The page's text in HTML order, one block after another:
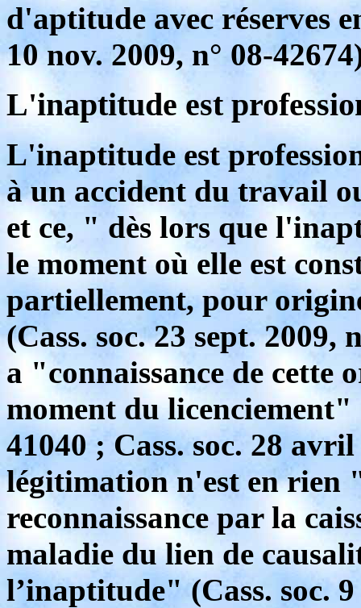
d'aptitude avec réserves
10 nov. 2009, n° 08-
L'inaptitude est
L'inaptitude est
à un accident du travail
et ce, " dès lors que
le moment où elle est
partiellement, pour
(Cass. soc. 23 sept.
a "connaissance de cette
moment du licenciement"
41040 ; Cass. soc. 28
légitimation n'est en rien
reconnaissance par la
maladie du lien de
l’inaptitude" (Cass. soc.